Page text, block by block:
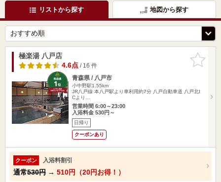
リストから探す 地図から探す
お気に入
りに追加
極楽湯 八戸店
4.6点/ 16 件
青森県 / 八戸市
小中野駅1.55km
JR八戸線 本八戸駅より車利用約7分 八戸自動車道 八戸北I
Cより…
営業時間 6:00～23:00
入浴料金 530円～
日帰り
クーポンあり
クーポン 入浴料割引
通常530円 → 510円（20円お得！）